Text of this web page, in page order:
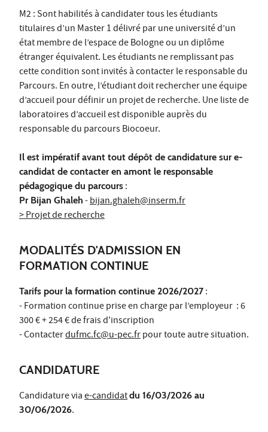
M2 : Sont habilités à candidater tous les étudiants
titulaires d’un Master 1 délivré par une université d’un
état membre de l’espace de Bologne ou un diplôme
étranger équivalent. Les étudiants ne remplissant pas
cette condition sont invités à contacter le responsable du
Parcours. En outre, l’étudiant doit rechercher une équipe
d’accueil pour définir un projet de recherche. Une liste de
laboratoires d’accueil est disponible auprès du
responsable du parcours Biocoeur.
Il est impératif avant tout dépôt de candidature sur e-
candidat de contacter en amont le responsable
pédagogique du parcours :
Pr Bijan Ghaleh -bijan.ghaleh@inserm.fr
> Projet de recherche
MODALITÉS D'ADMISSION EN
FORMATION CONTINUE
Tarifs pour la formation continue 2026/2027 :
- Formation continue prise en charge par l’employeur : 6
300 € + 254 € de frais d'inscription
- Contacterdufmc.fc@u-pec.frpour toute autre situation.
CANDIDATURE
Candidature viae-candidatdu 16/03/2026 au
30/06/2026.